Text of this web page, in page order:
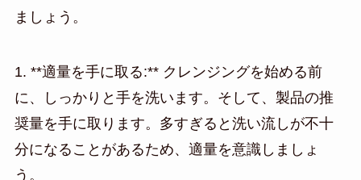
ましょう。
1. **適量を手に取る:** クレンジングを始める前
に、しっかりと手を洗います。そして、製品の推
奨量を手に取ります。多すぎると洗い流しが不十
分になることがあるため、適量を意識しましょ
う。